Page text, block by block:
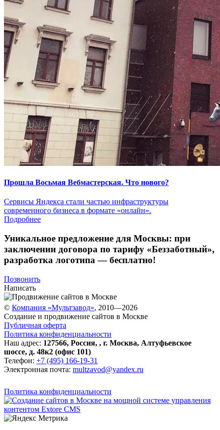
Прошла Восьмая Вебмастерская. Что нового?
Сервисы Яндекса стали частью инфраструктуры
современного бизнеса в формате «онлайн».
Подробнее
Уникальное предложение для Москвы: при
заключении договора по тарифу «Беззаботный»,
разработка логотипа — бесплатно!
Позвонить
Написать
© Компания «Мультзавод», 2010—2026
Создание и продвижение сайтов в Москве
Публичная оферта
Политика конфиденциальности
Наш адрес: 127566, Россия, , г. Москва, Алтуфьевское
шоссе, д. 48к2 (офис 101)
Телефон: +7 (495) 166-19-31
Электронная почта: multzavod@yandex.ru
Политика конфиденциальности